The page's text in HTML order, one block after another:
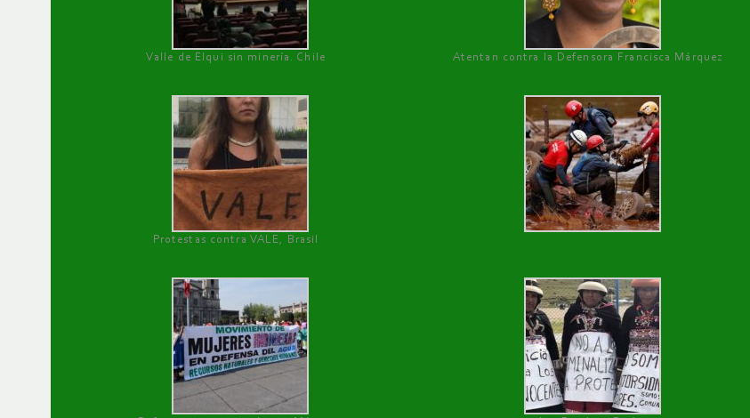
Valle de Elqui sin minería. Chile Atentan contra la Defensora Francisca Márquez
Protestas contra VALE, Brasil